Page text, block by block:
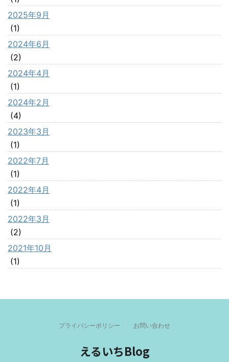
2025年9月
(1)
2024年6月
(2)
2024年4月
(1)
2024年2月
(4)
2023年3月
(1)
2022年7月
(1)
2022年4月
(1)
2022年3月
(2)
2021年10月
(1)
プライバシーポリシー お問い合わせ
えるいちBlog